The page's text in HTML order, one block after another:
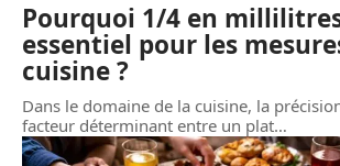
Pourquoi 1/4 en
essentiel pour les
cuisine ?
Dans le domaine de la cuisine, la
facteur déterminant entre un plat…